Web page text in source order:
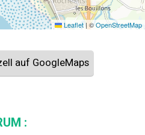
Leaflet | ©OpenStreetMap
auf GoogleMaps
: